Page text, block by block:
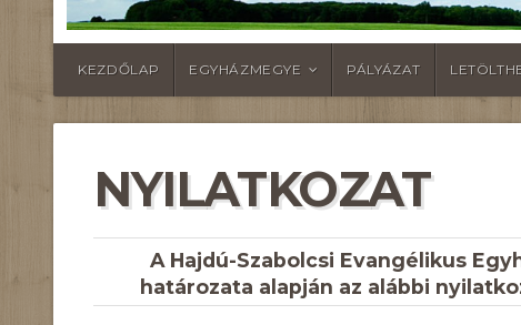
KEZDŐLAP EGYHÁZMEGYE PÁLYÁZAT
NYILATKOZAT
A Hajdú-Szabolcsi Evangélikus
határozata alapján az alábbi